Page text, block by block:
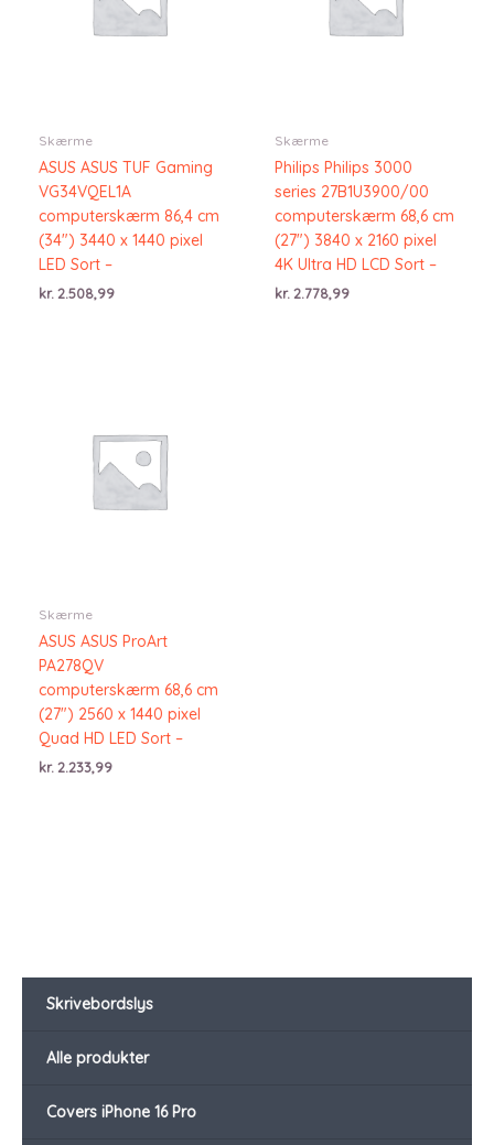
Skrivebordslys
Alle produkter
Covers iPhone 16 Pro
Skærme
ASUS ASUS TUF Gaming
VG34VQEL1A
computerskærm 86,4 cm
(34″) 3440 x 1440 pixel
LED Sort –
kr. 2.508,99
Skærme
Philips Philips 3000
series 27B1U3900/00
computerskærm 68,6 cm
(27″) 3840 x 2160 pixel
4K Ultra HD LCD Sort –
kr. 2.778,99
Skærme
ASUS ASUS ProArt
PA278QV
computerskærm 68,6 cm
(27″) 2560 x 1440 pixel
Quad HD LED Sort –
kr.2.233,99